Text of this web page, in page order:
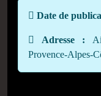
Date de
Adresse :
Provence-Alpes-